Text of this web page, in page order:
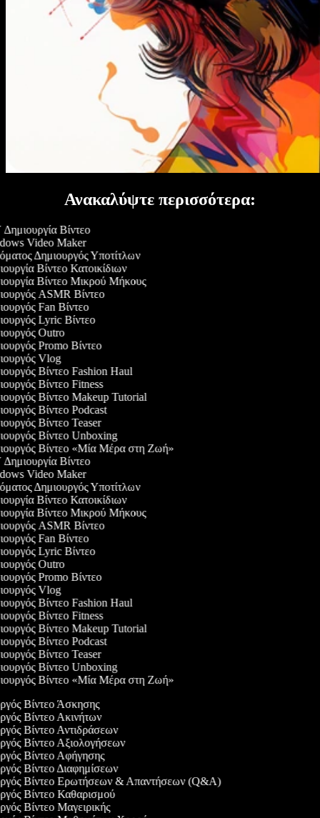
Ανακαλύψτε περισσότερα:
Βίντεο
Video Maker
Δημιουργός Υποτίτλων
Βίντεο Κατοικίδιων
Βίντεο Μικρού Μήκους
ASMR Βίντεο
Fan Βίντεο
Lyric Βίντεο
Outro
Promo Βίντεο
Vlog
Βίντεο Fashion Haul
Βίντεο Fitness
Βίντεο Makeup Tutorial
Βίντεο Podcast
Βίντεο Teaser
Βίντεο Unboxing
Βίντεο «Μία Μέρα στη Ζωή»
Βίντεο
Video Maker
Δημιουργός Υποτίτλων
Βίντεο Κατοικίδιων
Βίντεο Μικρού Μήκους
ASMR Βίντεο
Fan Βίντεο
Lyric Βίντεο
Outro
Promo Βίντεο
Vlog
Βίντεο Fashion Haul
Βίντεο Fitness
Βίντεο Makeup Tutorial
Βίντεο Podcast
Βίντεο Teaser
Βίντεο Unboxing
Βίντεο «Μία Μέρα στη Ζωή»
Βίντεο Άσκησης
Βίντεο Ακινήτων
Βίντεο Αντιδράσεων
Βίντεο Αξιολογήσεων
Βίντεο Αφήγησης
Βίντεο Διαφημίσεων
Βίντεο Ερωτήσεων & Απαντήσεων (Q&A)
Βίντεο Καθαρισμού
Βίντεο Μαγειρικής